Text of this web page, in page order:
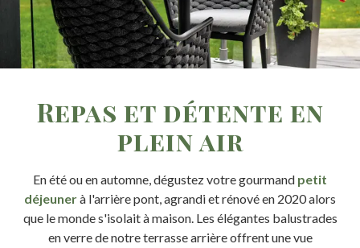
Repas et détente en
plein air
En été ou en automne, dégustez votre gourmand petit
déjeunerà l'arrière pont, agrandi et rénové en 2020 alors
que le monde s'isolait à maison. Les élégantes balustrades
en verre de notre terrasse arrière offrent une vue